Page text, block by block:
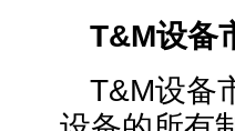
T&M设备
T&M设备